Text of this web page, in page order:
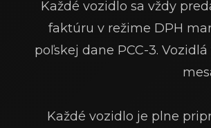
Každé vozidlo sa vždy
faktúru v režime DPH
poľskej dane PCC-3.
Každé vozidlo je plne